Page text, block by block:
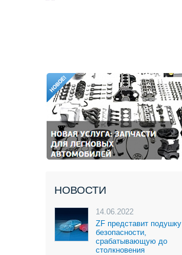
НОВОСТИ
14.06.2022
ZF представит подушку
безопасности,
срабатывающую до
столкновения